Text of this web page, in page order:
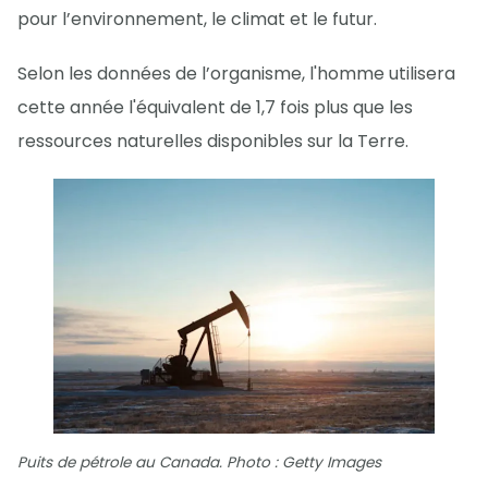
pour l’environnement, le climat et le futur.
Selon les données de l’organisme, l'homme utilisera
cette année l'équivalent de 1,7 fois plus que les
ressources naturelles disponibles sur la Terre.
Puits de pétrole au Canada. Photo : Getty Images